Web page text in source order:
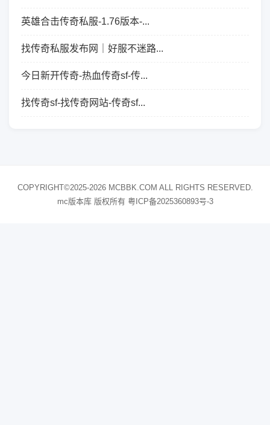
英雄合击传奇私服-1.76版本-...
找传奇私服发布网｜好服不迷路...
今日新开传奇-热血传奇sf-传...
找传奇sf-找传奇网站-传奇sf...
COPYRIGHT©2025-2026 MCBBK.COM ALL RIGHTS RESERVED.
mc版本库 版权所有 粤ICP备2025360893号-3